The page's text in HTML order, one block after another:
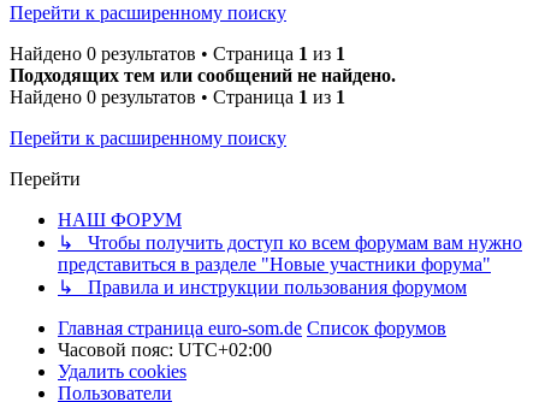
Перейти к расширенному поиску
Найдено 0 результатов • Страница 1 из 1
Подходящих тем или сообщений не найдено.
Найдено 0 результатов • Страница 1 из 1
Перейти к расширенному поиску
Перейти
НАШ ФОРУМ
↳ Чтобы получить доступ ко всем форумам вам нужно
представиться в разделе "Новые участники форума"
↳ Правила и инструкции пользования форумом
Главная страница euro-som.de Список форумов
Часовой пояс: UTC+02:00
Удалить cookies
Пользователи